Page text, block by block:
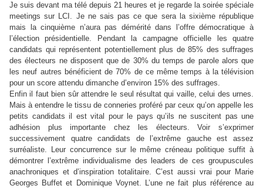
Je suis devant ma télé depuis 21 heures et je regarde la soirée spéciale
meetings sur LCI. Je ne sais pas ce que sera la sixième république
mais la cinquième n’aura pas démérité dans l’offre démocratique à
l’élection présidentielle. Pendant la campagne officielle les quatre
candidats qui représentent potentiellement plus de 85% des suffrages
des électeurs ne disposent que de 30% du temps de parole alors que
les neuf autres bénéficient de 70% de ce même temps à la télévision
pour un score attendu dimanche d’environ 15% des suffrages.
Enfin il faut bien sûr attendre le seul résultat qui vaille, celui des urnes.
Mais à entendre le tissu de conneries proféré par ceux qu’on appelle les
petits candidats il est vital pour le pays qu’ils ne suscitent pas une
adhésion plus importante chez les électeurs. Voir s’exprimer
successivement quatre candidats de l’extrême gauche est assez
surréaliste. Leur concurrence sur le même créneau politique suffit à
démontrer l’extrême individualisme des leaders de ces groupuscules
anachroniques et d’inspiration totalitaire. C’est aussi vrai pour Marie
Georges Buffet et Dominique Voynet. L’une ne fait plus référence au